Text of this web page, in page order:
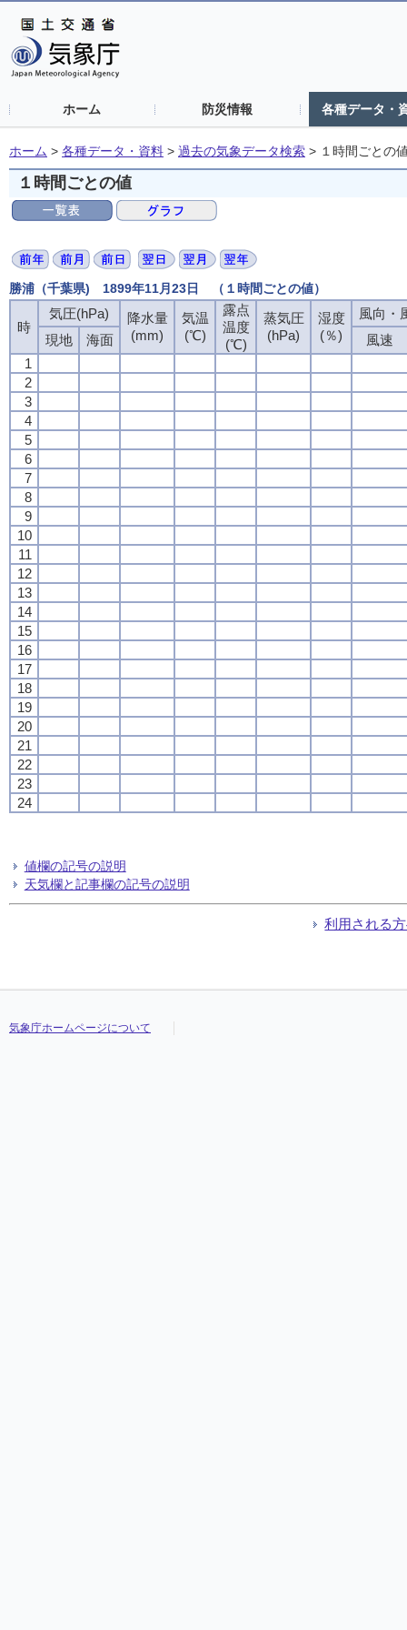
ホーム 防災情報 各種データ・
ホーム > 各種データ・資料 > 過去の気象データ検索 > １時間ごとの
１時間ごとの値
勝浦（千葉県) 1899年11月23日 （１時間ごとの値）
時
気圧(hPa)
降水量
(mm)
気温
(℃)
露点
温度
(℃)
蒸気圧
(hPa)
湿度
(％)
風向・
現地
海面
風速
1
2
3
4
5
6
7
8
9
10
11
12
13
14
15
16
17
18
19
20
21
22
23
24
値欄の記号の説明
天気欄と記事欄の記号の説明
利用される
気象庁ホームページについて